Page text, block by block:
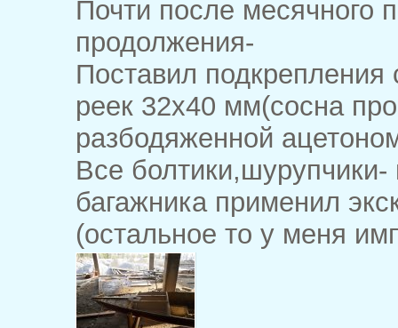
Почти после месячного
продолжения-
Поставил подкрепления
реек 32х40 мм(сосна
разбодяженной
Все
багажника применил
(остальное то у меня